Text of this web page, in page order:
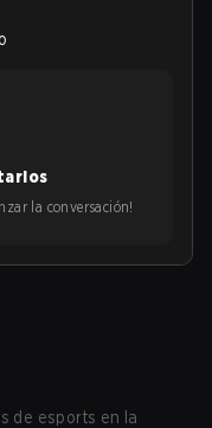
la conversación!
de esports en la